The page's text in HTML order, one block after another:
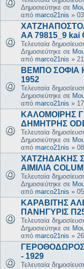
Δημοσιεύτηκε σε
από marco21nis »
AA 79815_9 kai
Τελευταία
Δημοσιεύτηκε σε
από marco21nis »
ΒΕΜΠΟ ΣΟΦΙΑ
1952
Τελευταία
Δημοσιεύτηκε σε
από marco21nis »
ΚΑΛΟΜΟΙΡΗΣ
ΔΗΜΗΤΡΗΣ
Τελευταία
Δημοσιεύτηκε σε
από marco21nis »
ΧΑΤΖΗΔΑΚΗΣ
ΑΙΜΙΛΙΑ
Τελευταία
Δημοσιεύτηκε σε
από marco21nis »
ΚΑΡΑΒΙΤΗΣ
ΠΑΝΗΓΥΡΙΣ
Τελευταία
Δημοσιεύτηκε σε
από marco21nis »
ΓΕΡΟΘΟΔΩΡΟΣ
- 1929
Τελευταία